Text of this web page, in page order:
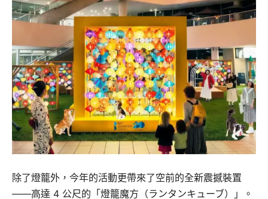
除了燈籠外，今年的活動更帶來了空前的全新震撼裝置
——高達 4 公尺的「燈籠魔方（ランタンキューブ）」。